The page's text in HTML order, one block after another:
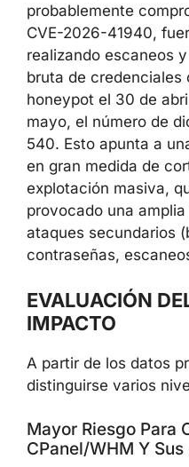
probablemente
CVE-2026-41940,
realizando escaneos
bruta de credenciales
honeypot el 30 de
mayo, el número de
540. Esto apunta a
en gran medida de
explotación masiva,
provocado una
ataques secundarios
contraseñas,
EVALUACIÓN
IMPACTO
A partir de los datos
distinguirse varios
Mayor Riesgo Para
CPanel/WHM Y